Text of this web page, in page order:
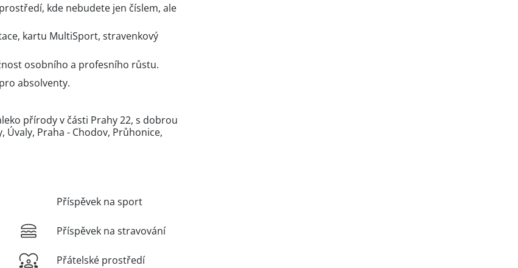
kde nebudete jen číslem, ale
kartu MultiSport, stravenkový
osobního a profesního růstu.
absolventy.
přírody v části Prahy 22, s dobrou
Praha - Chodov, Průhonice,
Příspěvek na sport
Příspěvek na stravování
Přátelské prostředí